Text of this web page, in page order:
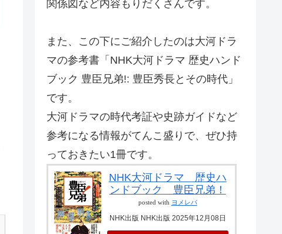
関係図など内容もりだくさんです。
また、この下にご紹介したのは大河ドラ
マの参考書「NHK大河ドラマ 歴史ハンド
ブック 豊臣兄弟!: 豊臣秀長とその時代」
です。
大河ドラマの時代考証や史跡ガイドなど
参考になる情報がてんこ盛りで、ぜひ持
っておきたい1冊です。
NHK大河ドラマ 歴史ハ
ンドブック 豊臣兄弟！
posted with ヨメレバ
NHK出版 NHK出版 2025年12月08日